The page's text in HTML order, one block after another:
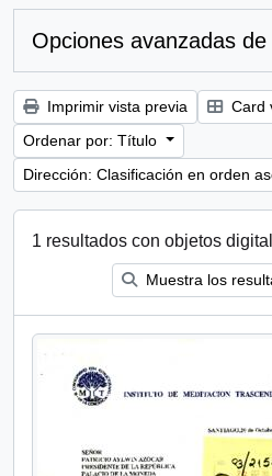
Opciones avanzadas
Imprimir vista previa Card
Ordenar por: Título
Dirección: Clasificación en orden
1 resultados con objetos
Muestra los